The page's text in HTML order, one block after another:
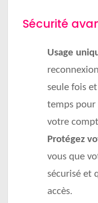
Sécurité
Usage
seule fois
temps pour
votre
Protégez
vous que
sécurisé et
accès.